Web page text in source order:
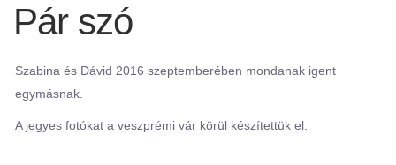
Pár szó
Szabina és Dávid 2016 szeptemberében mondanak igent
egymásnak.
A jegyes fotókat a veszprémi vár körül készítettük el.